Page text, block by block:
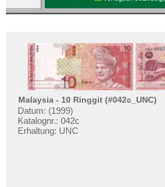
Malaysia - 10 Ringgit (#042c_UNC)
Datum: (1999)
Katalognr.: 042c
Erhaltung: UNC